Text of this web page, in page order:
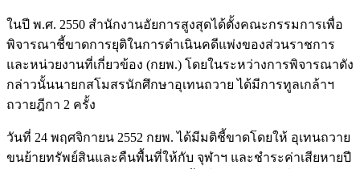
ในปี พ.ศ. 2550 สำนักงานอัยการสูงสุดได้ตั้งคณะกรรมการเพื่อ
พิจารณาชี้ขาดการยุติในการดำเนินคดีแพ่งของส่วนราชการ
และหน่วยงานที่เกี่ยวข้อง (กยพ.) โดยในระหว่างการพิจารณาดัง
กล่าวนั้นนายกสโมสรนักศึกษาอุเทนถวาย ได้มีการทูลเกล้าฯ
ถวายฎีกา 2 ครั้ง
วันที่ 24 พฤศจิกายน 2552 กยพ. ได้มีมติชี้ขาดโดยให้ อุเทนถวาย
ขนย้ายทรัพย์สินและคืนพื้นที่ให้กับ จุฬาฯ และชำระค่าเสียหายปี